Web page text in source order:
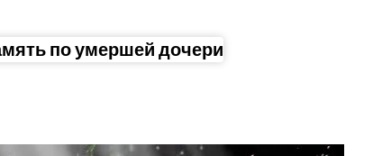
по умершей дочери